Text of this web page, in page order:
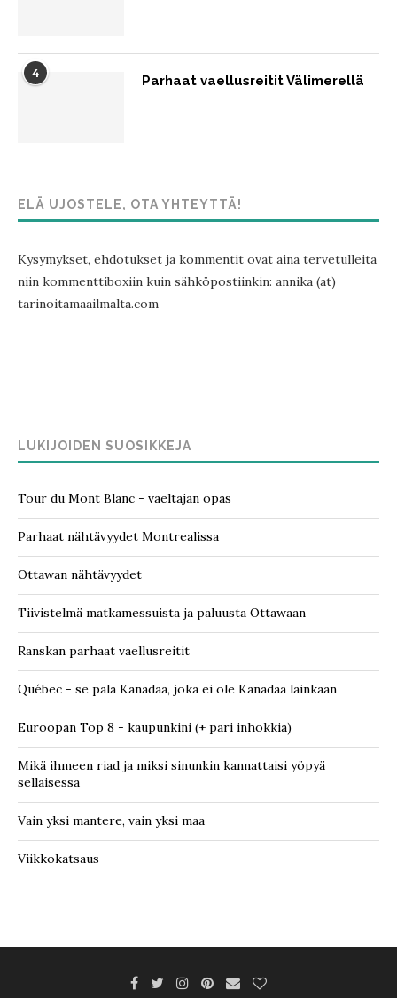
4 Parhaat vaellusreitit Välimerellä
ELÄ UJOSTELE, OTA YHTEYTTÄ!
Kysymykset, ehdotukset ja kommentit ovat aina tervetulleita
niin kommenttiboxiin kuin sähköpostiinkin: annika (at)
tarinoitamaailmalta.com
LUKIJOIDEN SUOSIKKEJA
Tour du Mont Blanc - vaeltajan opas
Parhaat nähtävyydet Montrealissa
Ottawan nähtävyydet
Tiivistelmä matkamessuista ja paluusta Ottawaan
Ranskan parhaat vaellusreitit
Québec - se pala Kanadaa, joka ei ole Kanadaa lainkaan
Euroopan Top 8 - kaupunkini (+ pari inhokkia)
Mikä ihmeen riad ja miksi sinunkin kannattaisi yöpyä
sellaisessa
Vain yksi mantere, vain yksi maa
Viikkokatsaus